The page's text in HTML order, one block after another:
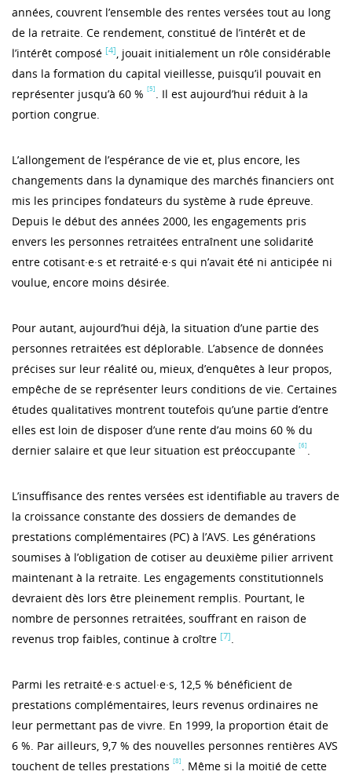
années, couvrent l’ensemble des rentes versées tout au long
de la retraite. Ce rendement, constitué de l’intérêt et de
l’intérêt composé [4], jouait initialement un rôle considérable
dans la formation du capital vieillesse, puisqu’il pouvait en
représenter jusqu’à 60 % [5] . Il est aujourd’hui réduit à la
portion congrue.
L’allongement de l’espérance de vie et, plus encore, les
changements dans la dynamique des marchés financiers ont
mis les principes fondateurs du système à rude épreuve.
Depuis le début des années 2000, les engagements pris
envers les personnes retraitées entraînent une solidarité
entre cotisant·e·s et retraité·e·s qui n’avait été ni anticipée ni
voulue, encore moins désirée.
Pour autant, aujourd’hui déjà, la situation d’une partie des
personnes retraitées est déplorable. L’absence de données
précises sur leur réalité ou, mieux, d’enquêtes à leur propos,
empêche de se représenter leurs conditions de vie. Certaines
études qualitatives montrent toutefois qu’une partie d’entre
elles est loin de disposer d’une rente d’au moins 60 % du
dernier salaire et que leur situation est préoccupante [6] .
L’insuffisance des rentes versées est identifiable au travers de
la croissance constante des dossiers de demandes de
prestations complémentaires (PC) à l’AVS. Les générations
soumises à l’obligation de cotiser au deuxième pilier arrivent
maintenant à la retraite. Les engagements constitutionnels
devraient dès lors être pleinement remplis. Pourtant, le
nombre de personnes retraitées, souffrant en raison de
revenus trop faibles, continue à croître [7].
Parmi les retraité·e·s actuel·e·s, 12,5 % bénéficient de
prestations complémentaires, leurs revenus ordinaires ne
leur permettant pas de vivre. En 1999, la proportion était de
6 %. Par ailleurs, 9,7 % des nouvelles personnes rentières AVS
touchent de telles prestations [8] . Même si la moitié de cette